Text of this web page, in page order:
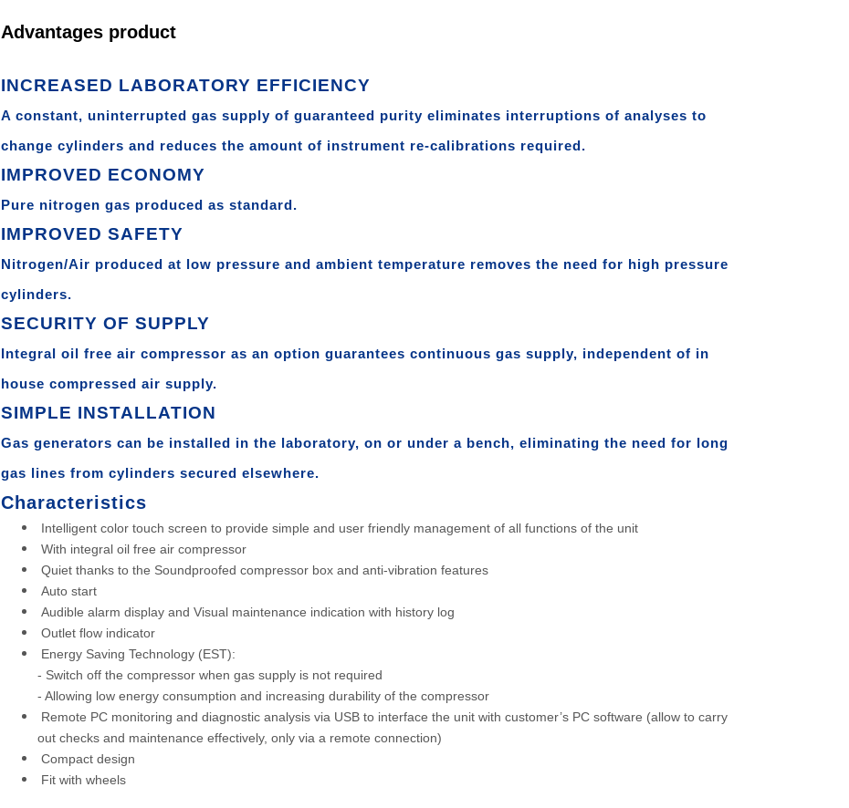
Advantages product
INCREASED LABORATORY EFFICIENCY
A constant, uninterrupted gas supply of guaranteed purity eliminates interruptions of analyses to
change cylinders and reduces the amount of instrument re-calibrations required.
IMPROVED ECONOMY
Pure nitrogen gas produced as standard.
IMPROVED SAFETY
Nitrogen/Air produced at low pressure and ambient temperature removes the need for high pressure
cylinders.
SECURITY OF SUPPLY
Integral oil free air compressor as an option guarantees continuous gas supply, independent of in
house compressed air supply.
SIMPLE INSTALLATION
Gas generators can be installed in the laboratory, on or under a bench, eliminating the need for long
gas lines from cylinders secured elsewhere.
Characteristics
Intelligent color touch screen to provide simple and user friendly management of all functions of the unit
With integral oil free air compressor
Quiet thanks to the Soundproofed compressor box and anti-vibration features
Auto start
Audible alarm display and Visual maintenance indication with history log
Outlet flow indicator
Energy Saving Technology (EST):
- Switch off the compressor when gas supply is not required
- Allowing low energy consumption and increasing durability of the compressor
Remote PC monitoring and diagnostic analysis via USB to interface the unit with customer’s PC software (allow to carry
out checks and maintenance effectively, only via a remote connection)
Compact design
Fit with wheels